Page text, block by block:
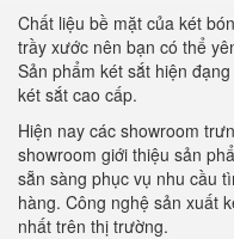
Chất liệu bề mặt của két
trầy xước nên bạn có thể
Sản phẩm két sắt hiện
két sắt cao cấp.
Hiện nay các showroom
showroom giới thiệu sản
sẵn sàng phục vụ nhu cầu
hàng. Công nghệ sản xuất
nhất trên thị trường.